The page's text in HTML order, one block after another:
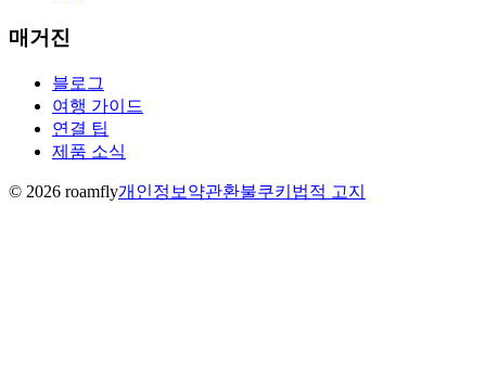
매거진
블로그
여행 가이드
연결 팁
제품 소식
© 2026 roamfly개인정보 약관환불쿠키 법적 고지